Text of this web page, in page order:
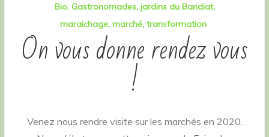
Bio Gastronomades jardins du Bandiat
maraichage marché transformation
On vous donne rendez vous
!
Venez nous rendre visite sur les marchés en 2020.